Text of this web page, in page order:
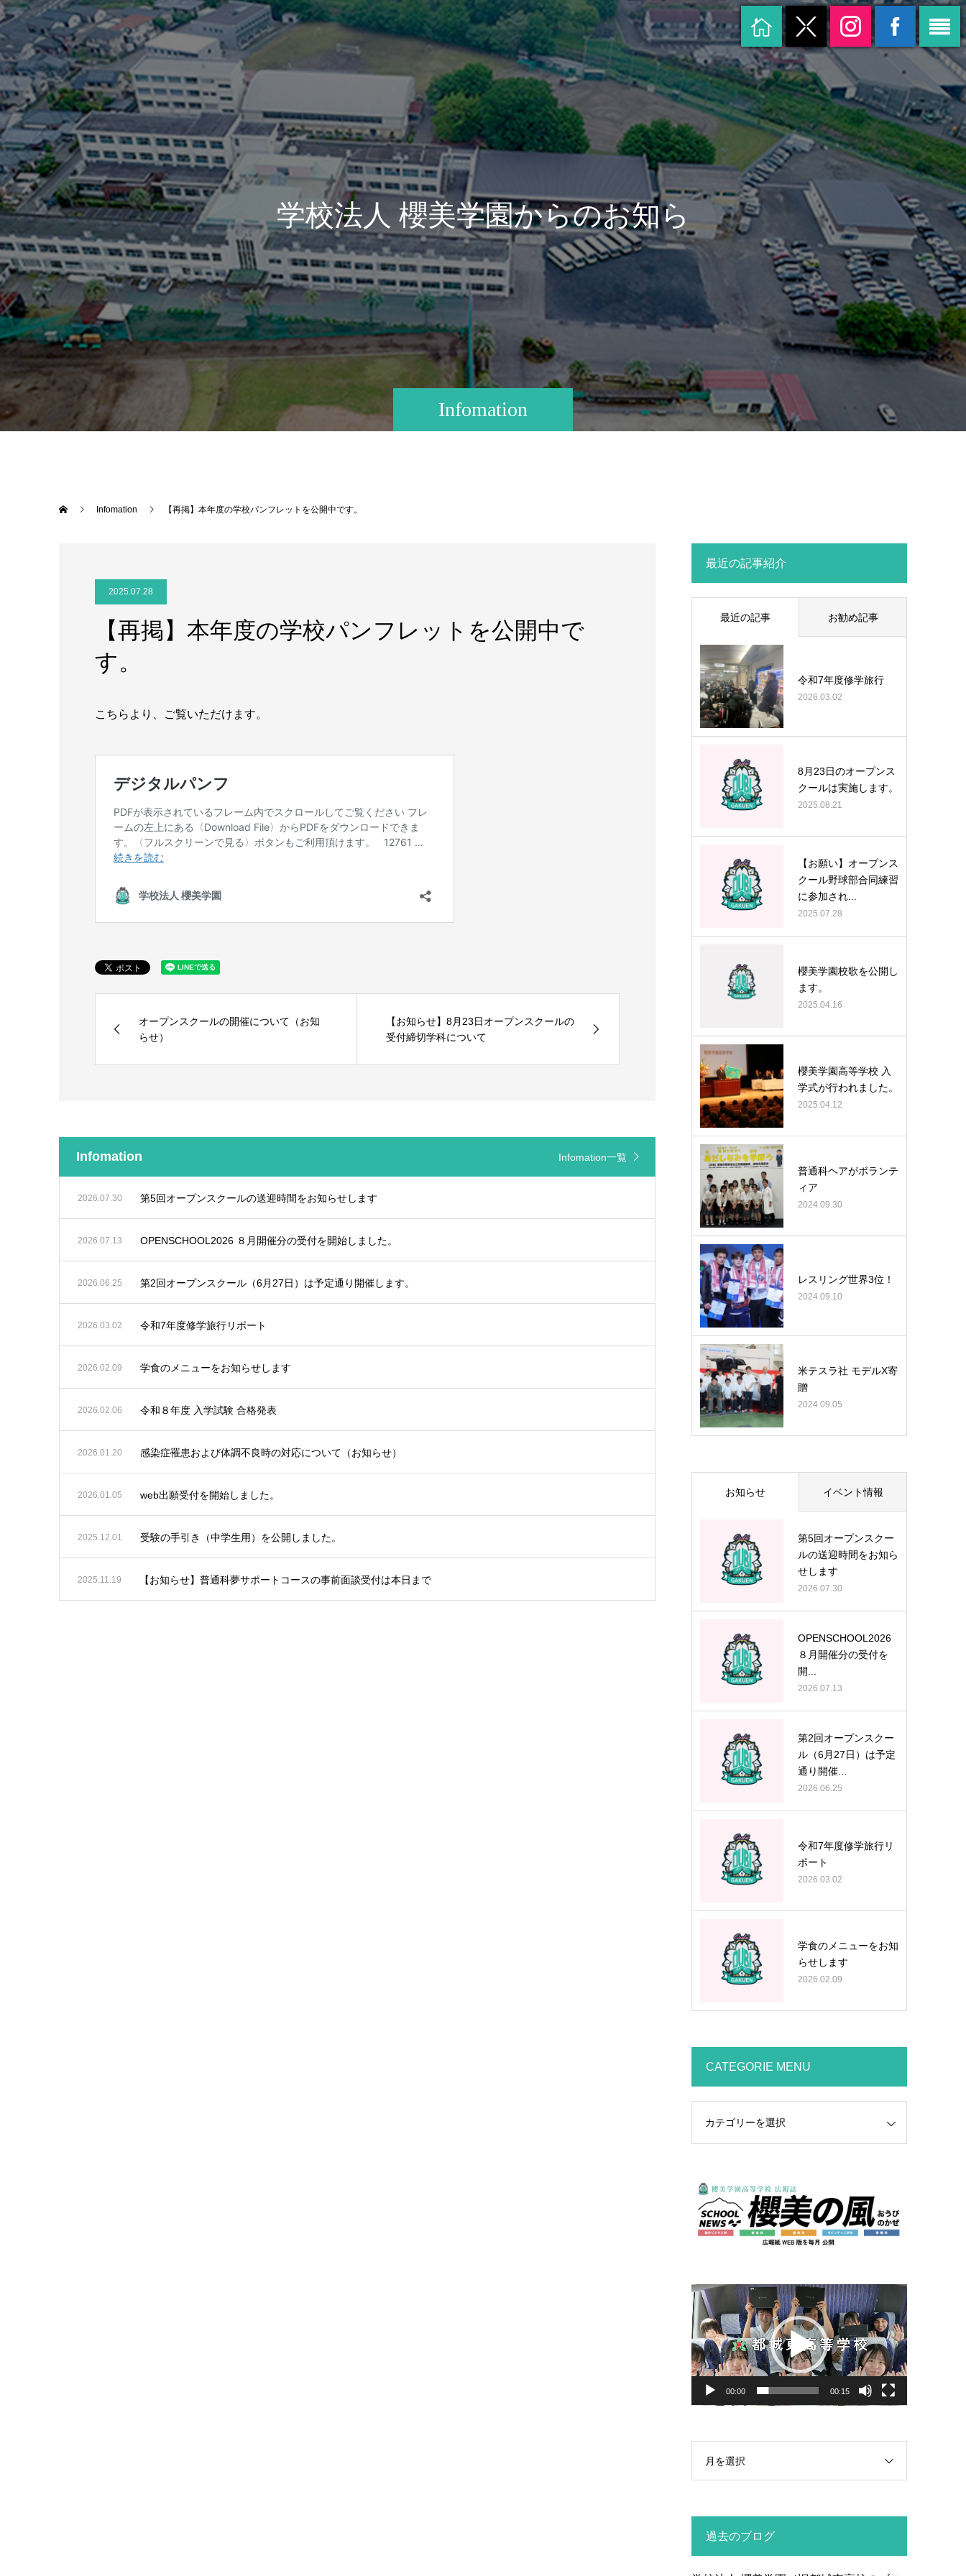
Infomation
学校法人 櫻美学園からのお知らせで す
Infomation 【再掲】本年度の学校パンフレットを公開中です。
2025.07.28
【再掲】本年度の学校パンフレットを公開中で
す。
こちらより、ご覧いただけます。
オープンスクールの開催について（お知
らせ）
【お知らせ】8月23日オープンスクールの
受付締切学科について
Infomation Infomation一覧
2026.07.30 第5回オープンスクールの送迎時間をお知らせします
2026.07.13 OPENSCHOOL2026 ８月開催分の受付を開始しました。
2026.06.25 第2回オープンスクール（6月27日）は予定通り開催します。
2026.03.02 令和7年度修学旅行リポート
2026.02.09 学食のメニューをお知らせします
2026.02.06 令和８年度 入学試験 合格発表
2026.01.20 感染症罹患および体調不良時の対応について（お知らせ）
2026.01.05 web出願受付を開始しました。
2025.12.01 受験の手引き（中学生用）を公開しました。
2025.11.19 【お知らせ】普通科夢サポートコースの事前面談受付は本日まで
最近の記事紹介
最近の記事 お勧め記事
令和7年度修学旅行
2026.03.02
8月23日のオープンス
クールは実施します。
2025.08.21
【お願い】オープンス
クール野球部合同練習
に参加され...
2025.07.28
櫻美学園校歌を公開し
ます。
2025.04.16
櫻美学園高等学校 入
学式が行われました。
2025.04.12
普通科ヘアがボランテ
ィア
2024.09.30
レスリング世界3位！
2024.09.10
米テスラ社 モデルX寄
贈
2024.09.05
お知らせ イベント情報
第5回オープンスクー
ルの送迎時間をお知ら
せします
2026.07.30
OPENSCHOOL2026
８月開催分の受付を
開...
2026.07.13
第2回オープンスクー
ル（6月27日）は予定
通り開催...
2026.06.25
令和7年度修学旅行リ
ポート
2026.03.02
学食のメニューをお知
らせします
2026.02.09
CATEGORIE MENU
動
画
プ
レ
ー
ー
00:00 00:15
月を選択
過去のブログ